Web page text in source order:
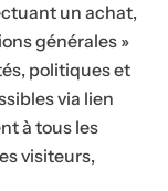
un achat,
générales »
politiques et
via lien
à tous les
visiteurs,